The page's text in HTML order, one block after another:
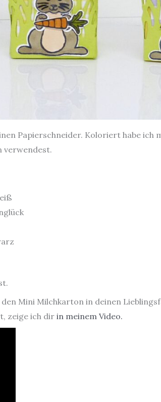
Papierschneider. Koloriert habe ich
verwendest.
Mini Milchkarton in deinen
zeige ich dir in meinem Video.